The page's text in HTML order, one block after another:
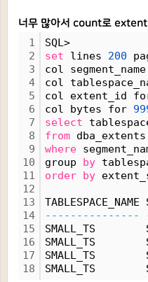
너무 많아서 count로 extent
1
2
3
4
5
6
7
8
9
10
11
12
13
14
15
16
17
18
SQL>
set lines 200
col
col
col extent_id
col bytes for
select
from dba_extents
where
group by
order by
---------------
SMALL_TS
SMALL_TS
SMALL_TS
SMALL_TS